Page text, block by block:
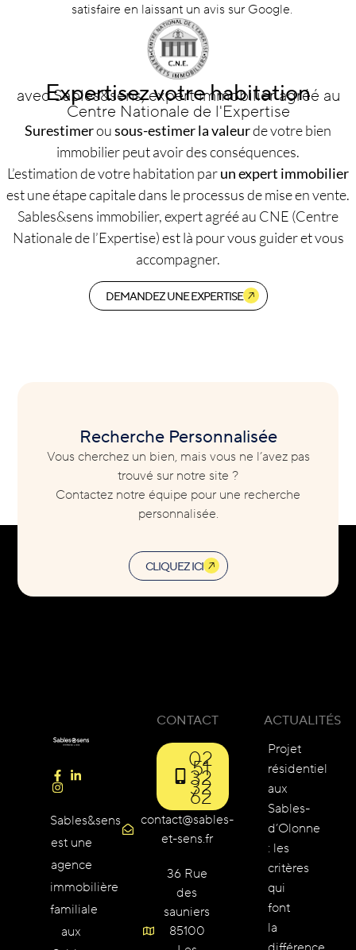
satisfaire en laissant un avis sur Google.
Expertisez votre habitation
avec Sables&sens, expert immobilier agréé au
Centre Nationale de l'Expertise
Surestimerousous-estimer la valeurde votre bien
immobilier peut avoir des conséquences.
L’estimation de votre habitation parun expert immobilier
est une étape capitale dans le processus de mise en vente.
Sables&sens immobilier, expert agréé au CNE (Centre
Nationale de l’Expertise) est là pour vous guider et vous
accompagner.
DEMANDEZ UNE EXPERTISE
Recherche Personnalisée
Vous cherchez un bien, mais vous ne l’avez pas
trouvé sur notre site ?
Contactez notre équipe pour une recherche
personnalisée.
CLIQUEZ ICI
Sables&sens
est une
agence
immobilière
familiale
aux
CONTACT
02
51
32
32
62
contact@sables-
et-sens.fr
36 Rue
des
sauniers
85100
ACTUALITÉS
Projet
résidentiel
aux
Sables-
d’Olonne
: les
critères
qui
font
la